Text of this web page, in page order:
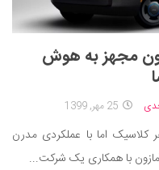
مجهز به هوش
25 مهر, 1399
کلاسیک اما با عملکردی مدرن
با همکاری یک شرکت...